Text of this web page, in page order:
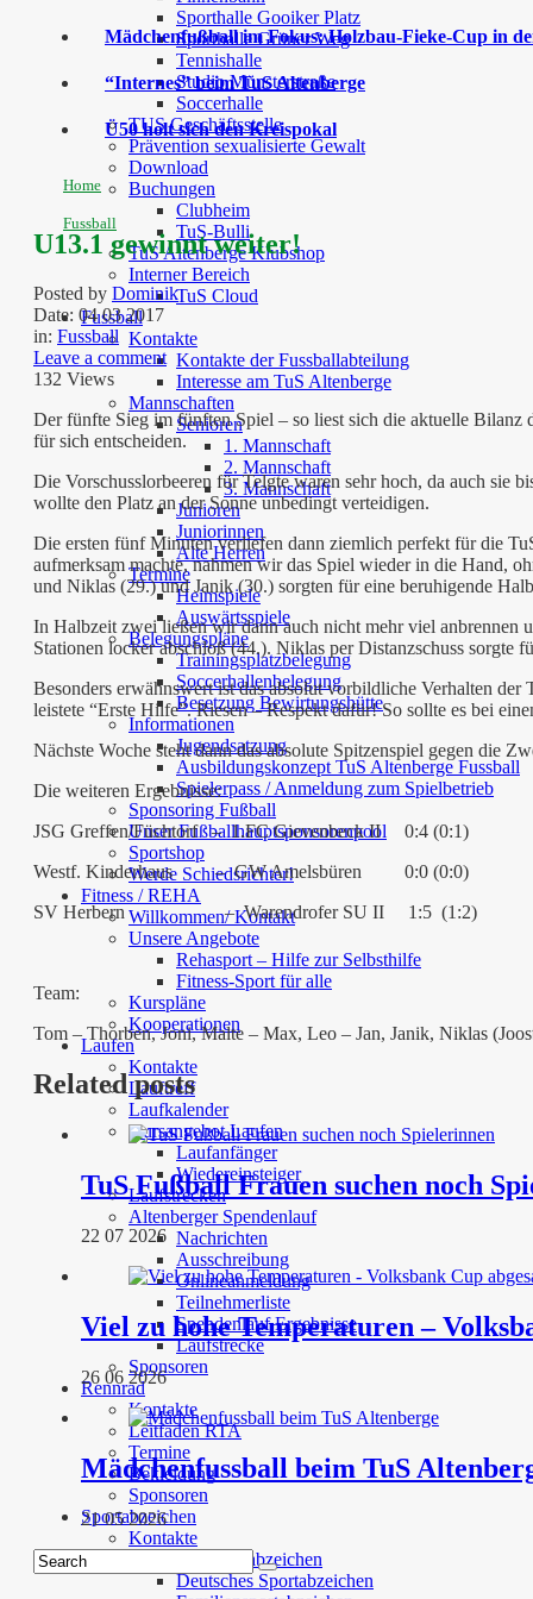
Sporthalle Gooiker Platz
Sporthalle Grüner Weg
Tennishalle
Studio Münsterstraße
Soccerhalle
TUS Geschäftsstelle
Prävention sexualisierte Gewalt
Download
Buchungen
Clubheim
TuS-Bulli
TuS Altenberge Klubshop
Interner Bereich
TuS Cloud
Fussball
Kontakte
Kontakte der Fussballabteilung
Interesse am TuS Altenberge
Mannschaften
Senioren
1. Mannschaft
2. Mannschaft
3. Mannschaft
Junioren
Juniorinnen
Alte Herren
Termine
Heimspiele
Auswärtsspiele
Belegungspläne
Trainingsplatzbelegung
Soccerhallenbelegung
Besetzung Bewirtungshütte
Informationen
Jugendsatzung
Ausbildungskonzept TuS Altenberge Fussball
Spielerpass / Anmeldung zum Spielbetrieb
Sponsoring Fußball
Unser Fußballhauptsponsorenpool
Sportshop
Werde Schiedsrichter!
Fitness / REHA
Willkommen/ Kontakt
Unsere Angebote
Rehasport – Hilfe zur Selbsthilfe
Fitness-Sport für alle
Kurspläne
Kooperationen
Laufen
Kontakte
Lauftreff
Laufkalender
Kursangebot Laufen
Laufanfänger
Wiedereinsteiger
Laufstrecken
Altenberger Spendenlauf
Nachrichten
Ausschreibung
Onlineanmeldung
Teilnehmerliste
Spendenlauf Ergebnisse
Laufstrecke
Sponsoren
Rennrad
Kontakte
Leitfaden RTA
Termine
Bekleidung
Sponsoren
Sportabzeichen
Kontakte
Angebote Sportabzeichen
Deutsches Sportabzeichen
Mädchenfußball im Fokus: Holzbau-Fieke-Cup in
“Internes” beim TuS Altenberge
Ü50 holt sich den Kreispokal
Home
Fussball
U13.1 gewinnt weiter!
Posted by Dominik
Date: 04 03 2017
in: Fussball
Leave a comment
132 Views
Der fünfte Sieg im fünften Spiel – so liest sich die aktuelle Bilanz
für sich entscheiden.
Die Vorschusslorbeeren für Telgte waren sehr hoch, da auch sie
wollte den Platz an der Sonne unbedingt verteidigen.
Die ersten fünf Minuten verliefen dann ziemlich perfekt für die
aufmerksam machte, nahmen wir das Spiel wieder in die Hand,
und Niklas (29.) und Janik (30.) sorgten für eine beruhigende
In Halbzeit zwei ließen wir dann auch nicht mehr viel anbrennen
Stationen locker abschloß (44.). Niklas per Distanzschuss sorgte
Besonders erwähnswert ist das absolut vorbildliche Verhalten
leistete “Erste Hilfe”. Riesen – Respekt dafür! So sollte es bei
Nächste Woche steht dann das absolute Spitzenspiel gegen die
Die weiteren Ergebnisse:
JSG Greffen/Füchtorf – 1.FC Gievenbeck II 0:4 (0:1)
Westf. Kinderhaus – GW Amelsbüren 0:0 (0:0)
SV Herbern – Warendrofer SU II 1:5 (1:2)
Team:
Tom – Thorben, Joni, Malte – Max, Leo – Jan, Janik, Niklas
Related posts
TuS Fußball Frauen suchen noch
22 07 2026
Viel zu hohe Temperaturen –
26 06 2026
Mädchenfussball beim TuS
21 05 2026